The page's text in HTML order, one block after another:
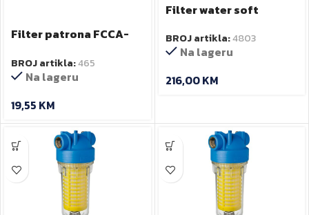
Filter patrona FCCA-
BROJ artikla:465
Na lageru
19,55 KM
Filter water soft
BROJ artikla:4803
Na lageru
216,00KM